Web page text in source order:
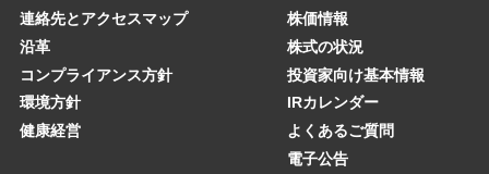
連絡先とアクセスマップ
沿革
コンプライアンス方針
環境方針
健康経営
株価情報
株式の状況
投資家向け基本情報
IRカレンダー
よくあるご質問
電子公告